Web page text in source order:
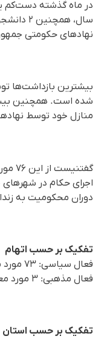
سال،
نهادهای حکومتی
منازل خود توسط
اجرای حکام در
دوران محکومیت به
تفکیک بر حسب اتهام
فعال سیاسی: ۷۳ مورد معادل ۹۶٪ کل موارد.
فعال مذهبی: ۳ مورد معادل ۴٪ کل موارد.
تفکیک بر حسب استان